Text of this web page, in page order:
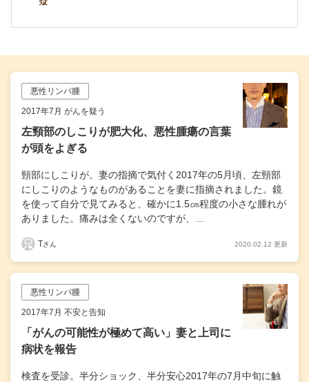
悪性リンパ腫
2017年7月 がんを疑う
左頸部のしこりが肥大化、悪性腫瘍の言葉
が頭をよぎる
頸部にしこりが。妻の指摘で気付く2017年の5月頃、左頸部
にしこりのようなものがあることを妻に指摘されました。鏡
を使って自分で見てみると、確かに1.5㎝程度の小さな腫れが
ありました。痛みは全くないのですが、…
Tさん 2020.02.12 更新
悪性リンパ腫
2017年7月 不安と告知
「がんの可能性が極めて高い」妻と上司に
病状を報告
検査を受診。半分ショック、半分安心2017年の7月中旬に触